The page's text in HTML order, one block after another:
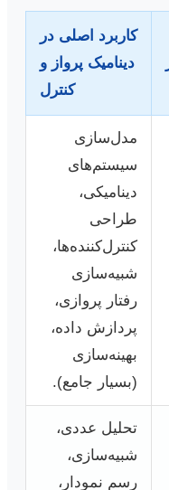
کاربرد اصلی در
دینامیک پرواز و
کنترل
مدل‌سازی
سیستم‌های
دینامیکی،
طراحی
کنترل‌کننده‌ها،
شبیه‌سازی
رفتار پروازی،
پردازش داده،
بهینه‌سازی
(بسیار جامع).
تحلیل عددی،
شبیه‌سازی،
رسم نمودار،